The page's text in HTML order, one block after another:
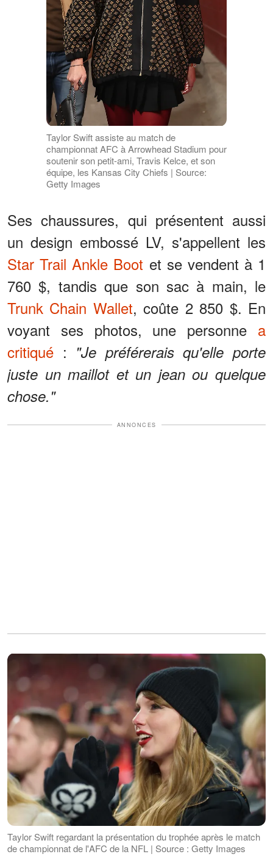
Taylor Swift assiste au match de
championnat AFC à Arrowhead Stadium pour
soutenir son petit-ami, Travis Kelce, et son
équipe, les Kansas City Chiefs | Source:
Getty Images
Ses chaussures, qui présentent aussi
un design embossé LV, s'appellent les
Star Trail Ankle Boot et se vendent à 1
760 $, tandis que son sac à main, le
Trunk Chain Wallet, coûte 2 850 $. En
voyant ses photos, une personne a
critiqué : "Je préférerais qu'elle porte
juste un maillot et un jean ou quelque
chose."
ANNONCES
Taylor Swift regardant la présentation du trophée après le match
de championnat de l'AFC de la NFL | Source : Getty Images